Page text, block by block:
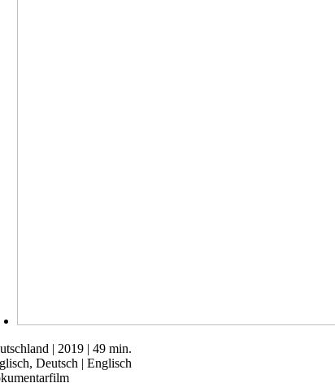
| 2019 | 49 min.
Deutsch | Englisch